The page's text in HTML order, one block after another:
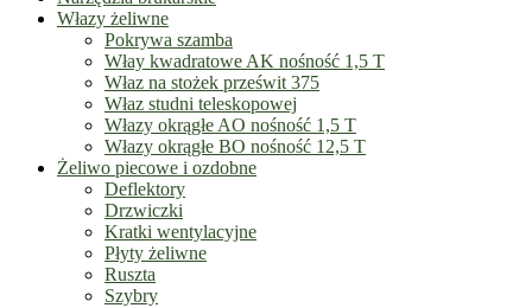
Włazy żeliwne
Pokrywa szamba
Włay kwadratowe AK nośność 1,5 T
Właz na stożek prześwit 375
Właz studni teleskopowej
Włazy okrągłe AO nośność 1,5 T
Włazy okrągłe BO nośność 12,5 T
Żeliwo piecowe i ozdobne
Deflektory
Drzwiczki
Kratki wentylacyjne
Płyty żeliwne
Ruszta
Szybry